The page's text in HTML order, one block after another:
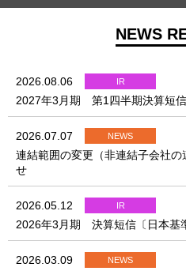
NEWS
2026.08.06 IR
2027年3月期 第1四半期決算短信
2026.07.07 NEWS
連結範囲の変更（非連結子会社
せ
2026.05.12 IR
2026年3月期 決算短信〔日本基
2026.03.09 NEWS